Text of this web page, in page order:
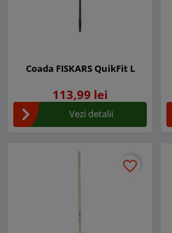
Coada FISKARS QuikFit L
113,99 lei
Vezi detalii
favorite_border
favorite_border